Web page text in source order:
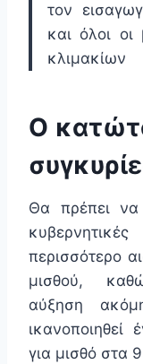
τον
και όλοι οι
κλιμακίων
Ο
Θα πρέπει να
περισσότερο
μισθού,
αύξηση
για μισθό στα